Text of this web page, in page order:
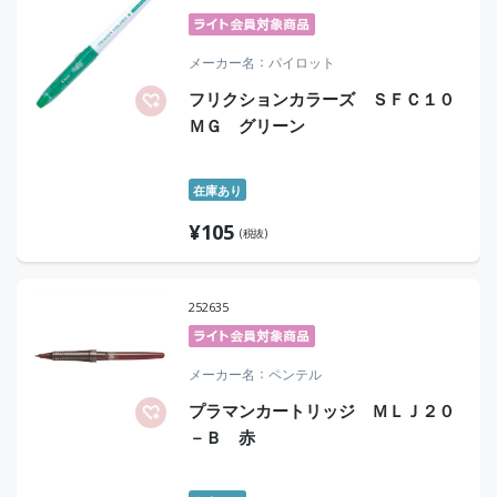
メーカー名 パイロット
フリクションカラーズ ＳＦＣ１０
ＭＧ グリーン
在庫あり
¥105 (税抜)
252635
メーカー名 ペンテル
プラマンカートリッジ ＭＬＪ２０
－Ｂ 赤